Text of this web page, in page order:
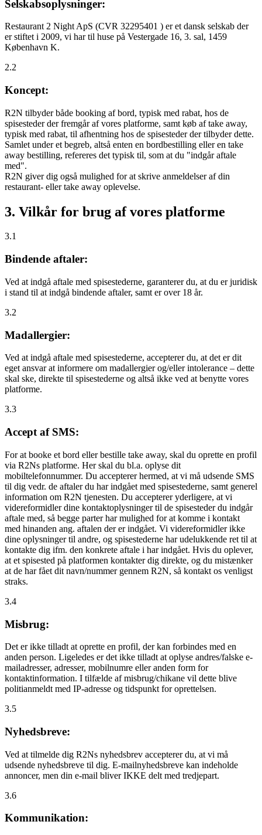
Selskabsoplysninger:
Restaurant 2 Night ApS (CVR 32295401 ) er et dansk selskab der
er stiftet i 2009, vi har til huse på Vestergade 16, 3. sal, 1459
København K.
2.2
Koncept:
R2N tilbyder både booking af bord, typisk med rabat, hos de
spisesteder der fremgår af vores platforme, samt køb af take away,
typisk med rabat, til afhentning hos de spisesteder der tilbyder dette.
Samlet under et begreb, altså enten en bordbestilling eller en take
away bestilling, refereres det typisk til, som at du "indgår aftale
med".
R2N giver dig også mulighed for at skrive anmeldelser af din
restaurant- eller take away oplevelse.
3. Vilkår for brug af vores platforme
3.1
Bindende aftaler:
Ved at indgå aftale med spisestederne, garanterer du, at du er juridisk
i stand til at indgå bindende aftaler, samt er over 18 år.
3.2
Madallergier:
Ved at indgå aftale med spisestederne, accepterer du, at det er dit
eget ansvar at informere om madallergier og/eller intolerance – dette
skal ske, direkte til spisestederne og altså ikke ved at benytte vores
platforme.
3.3
Accept af SMS:
For at booke et bord eller bestille take away, skal du oprette en profil
via R2Ns platforme. Her skal du bl.a. oplyse dit
mobiltelefonnummer. Du accepterer hermed, at vi må udsende SMS
til dig vedr. de aftaler du har indgået med spisestederne, samt generel
information om R2N tjenesten. Du accepterer yderligere, at vi
videreformidler dine kontaktoplysninger til de spisesteder du indgår
aftale med, så begge parter har mulighed for at komme i kontakt
med hinanden ang. aftalen der er indgået. Vi videreformidler ikke
dine oplysninger til andre, og spisestederne har udelukkende ret til at
kontakte dig ifm. den konkrete aftale i har indgået. Hvis du oplever,
at et spisested på platformen kontakter dig direkte, og du mistænker
at de har fået dit navn/nummer gennem R2N, så kontakt os venligst
straks.
3.4
Misbrug:
Det er ikke tilladt at oprette en profil, der kan forbindes med en
anden person. Ligeledes er det ikke tilladt at oplyse andres/falske e-
mailadresser, adresser, mobilnumre eller anden form for
kontaktinformation. I tilfælde af misbrug/chikane vil dette blive
politianmeldt med IP-adresse og tidspunkt for oprettelsen.
3.5
Nyhedsbreve:
Ved at tilmelde dig R2Ns nyhedsbrev accepterer du, at vi må
udsende nyhedsbreve til dig. E-mailnyhedsbreve kan indeholde
annoncer, men din e-mail bliver IKKE delt med tredjepart.
3.6
Kommunikation: